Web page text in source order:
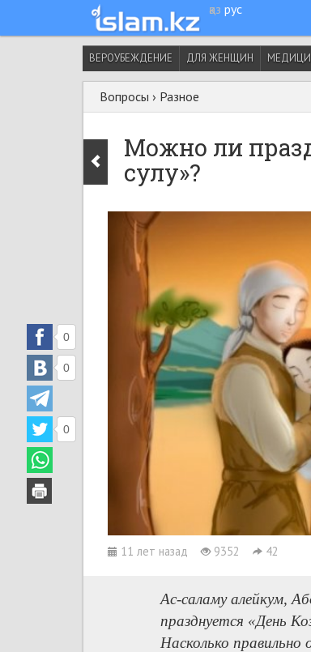
қаз рус
ВЕРОУБЕЖДЕНИЕ ДЛЯ ЖЕНЩИН
Вопросы › Разное
Можно ли
сулу»?
11 лет назад 9352 42
0
0
0
Ас-саламу алейкум,
празднуется «День
Насколько